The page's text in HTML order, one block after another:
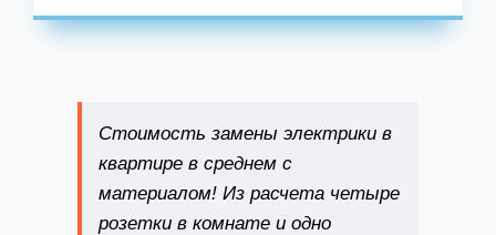
Стоимость замены электрики в
квартире в среднем с
материалом! Из расчета четыре
розетки в комнате и одно